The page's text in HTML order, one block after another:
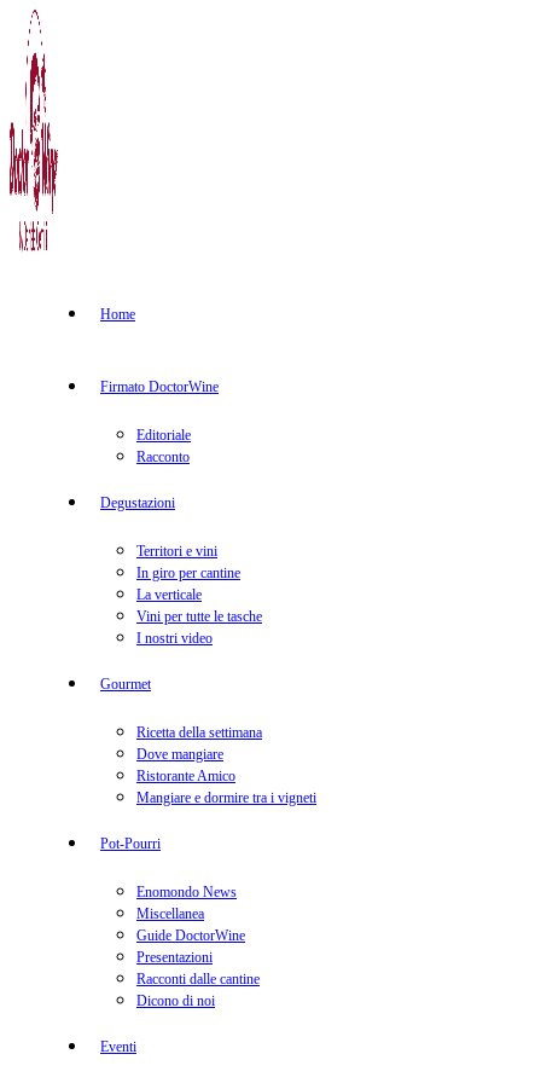
Home
Firmato DoctorWine
Editoriale
Racconto
Degustazioni
Territori e vini
In giro per cantine
La verticale
Vini per tutte le tasche
I nostri video
Gourmet
Ricetta della settimana
Dove mangiare
Ristorante Amico
Mangiare e dormire tra i vigneti
Pot-Pourri
Enomondo News
Miscellanea
Guide DoctorWine
Presentazioni
Racconti dalle cantine
Dicono di noi
Eventi